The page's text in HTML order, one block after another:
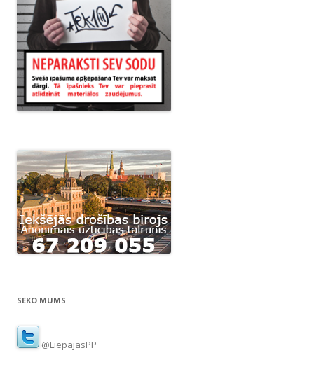
SEKO MUMS
@LiepajasPP